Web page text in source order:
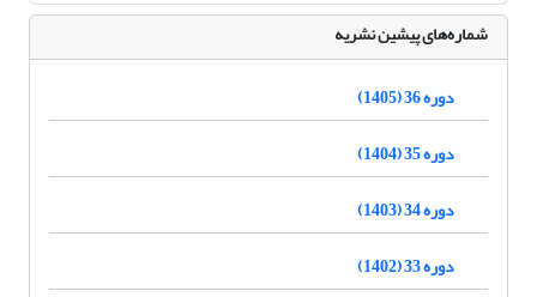
شماره‌های پیشین نشریه
دوره 36 (1405)
دوره 35 (1404)
دوره 34 (1403)
دوره 33 (1402)